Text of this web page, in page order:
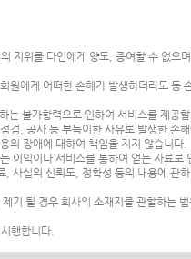
지위를 타인에게 양도, 증여할 수 없으
원에게 어떠한 손해가 발생하더라도
불가항력으로 인하여 서비스를 제공
검, 공사 등 부득이한 사유로 발생한 손
의 장애에 대하여 책임을 지지 않습니다.
이익이나 서비스를 통하여 얻는 자료로
사실의 신뢰도, 정확성 등의 내용에 관
기 될 경우 회사의 소재지를 관할하는
행합니다.